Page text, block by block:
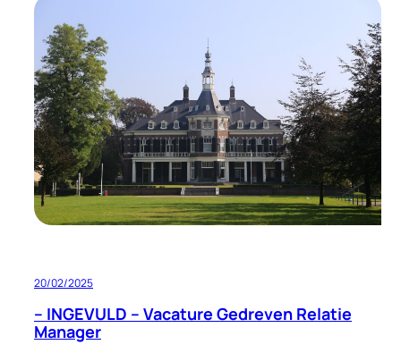
20/02/2025
– INGEVULD – Vacature Gedreven Relatie
Manager